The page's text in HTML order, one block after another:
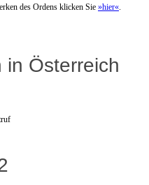
des Ordens klicken Sie »hier«.
in Österreich